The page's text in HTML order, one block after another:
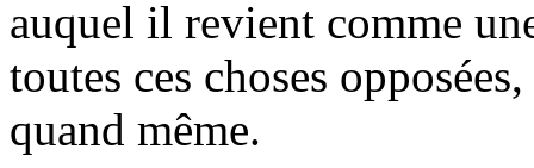
auquel il revient comme
toutes ces choses
quand même.